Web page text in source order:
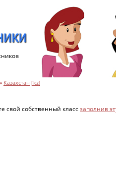
» Казахстан [kz]
свой собственный классзаполнив